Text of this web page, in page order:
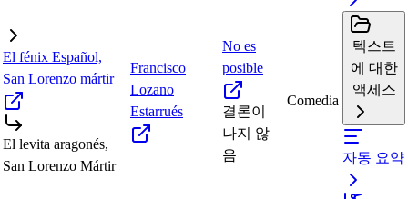
El fénix Español,
San Lorenzo mártir
El levita aragonés,
San Lorenzo Mártir
Francisco
Lozano
Estarrués
No es
posible
결론이
나지 않
음
Comedia
텍스트
에 대한
액세스
자동 요약